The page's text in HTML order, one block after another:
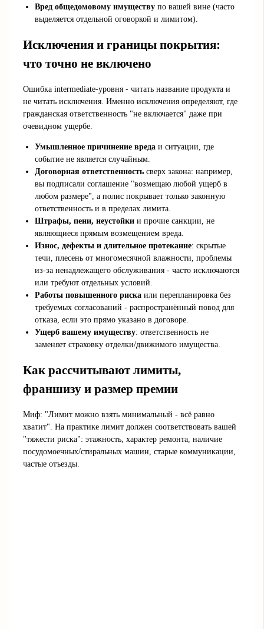
Вред общедомовому имуществу по вашей вине (часто
выделяется отдельной оговоркой и лимитом).
Исключения и границы покрытия:
что точно не включено
Ошибка intermediate-уровня - читать название продукта и
не читать исключения. Именно исключения определяют, где
гражданская ответственность "не включается" даже при
очевидном ущербе.
Умышленное причинение вреда и ситуации, где
событие не является случайным.
Договорная ответственность сверх закона: например,
вы подписали соглашение "возмещаю любой ущерб в
любом размере", а полис покрывает только законную
ответственность и в пределах лимита.
Штрафы, пени, неустойки и прочие санкции, не
являющиеся прямым возмещением вреда.
Износ, дефекты и длительное протекание: скрытые
течи, плесень от многомесячной влажности, проблемы
из-за ненадлежащего обслуживания - часто исключаются
или требуют отдельных условий.
Работы повышенного риска или перепланировка без
требуемых согласований - распространённый повод для
отказа, если это прямо указано в договоре.
Ущерб вашему имуществу: ответственность не
заменяет страховку отделки/движимого имущества.
Как рассчитывают лимиты,
франшизу и размер премии
Миф: "Лимит можно взять минимальный - всё равно
хватит". На практике лимит должен соответствовать вашей
"тяжести риска": этажность, характер ремонта, наличие
посудомоечных/стиральных машин, старые коммуникации,
частые отъезды.